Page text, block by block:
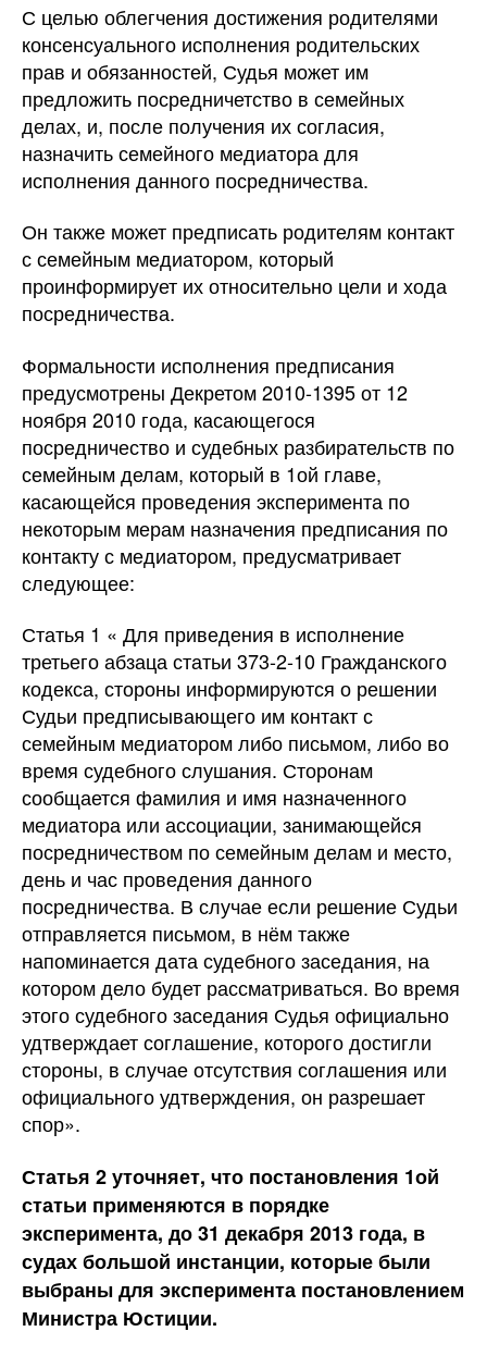
С целью облегчения достижения родителями
консенсуального исполнения родительских
прав и обязанностей, Судья может им
предложить посредничетство в семейных
делах, и, после получения их согласия,
назначить семейного медиатора для
исполнения данного посредничества.
Он также может предписать родителям контакт
с семейным медиатором, который
проинформирует их относительно цели и хода
посредничества.
Формальности исполнения предписания
предусмотрены Декретом 2010-1395 от 12
ноября 2010 года, касающегося
посредничество и судебных разбирательств по
семейным делам, который в 1ой главе,
касающейся проведения эксперимента по
некоторым мерам назначения предписания по
контакту с медиатором, предусматривает
следующее:
Статья 1 « Для приведения в исполнение
третьего абзаца статьи 373-2-10 Гражданского
кодекса, стороны информируются о решении
Судьи предписывающего им контакт с
семейным медиатором либо письмом, либо во
время судебного слушания. Сторонам
сообщается фамилия и имя назначенного
медиатора или ассоциации, занимающейся
посредничеством по семейным делам и место,
день и час проведения данного
посредничества. В случае если решение Судьи
отправляется письмом, в нём также
напоминается дата судебного заседания, на
котором дело будет рассматриваться. Во время
этого судебного заседания Судья официально
удтверждает соглашение, которого достигли
стороны, в случае отсутствия соглашения или
официального удтверждения, он разрешает
спор».
Статья 2 уточняет, что постановления 1ой
статьи применяются в порядке
эксперимента, до 31 декабря 2013 года, в
судах большой инстанции, которые были
выбраны для эксперимента постановлением
Министра Юстиции.